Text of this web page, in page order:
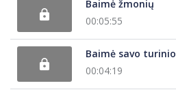
Baimė žmonių
00:05:55
Baimė savo turinio
00:04:19